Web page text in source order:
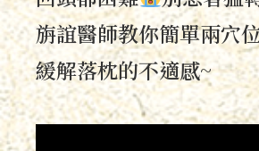
旃誼醫師教你簡單兩穴
緩解落枕的不適感~